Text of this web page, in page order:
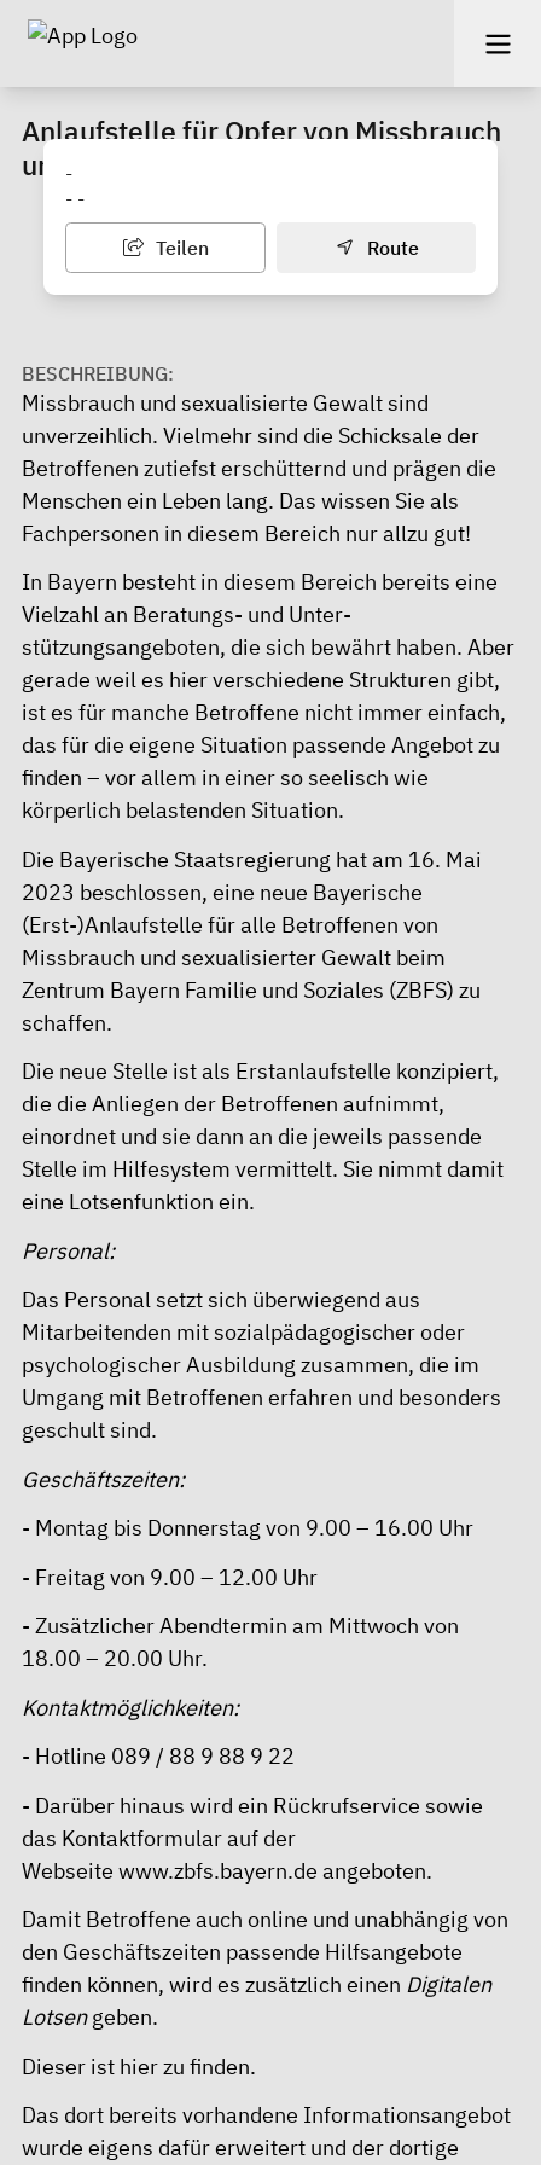
Anlaufstelle für Opfer von Missbrauch
und sexualisierter Gewalt
-
- -
Teilen Route
BESCHREIBUNG:
Missbrauch und sexualisierte Gewalt sind
unverzeihlich. Vielmehr sind die Schicksale der
Betroffenen zutiefst erschütternd und prägen die
Menschen ein Leben lang. Das wissen Sie als
Fachpersonen in diesem Bereich nur allzu gut!
In Bayern besteht in diesem Bereich bereits eine
Vielzahl an Beratungs- und Unter-
stützungsangeboten, die sich bewährt haben. Aber
gerade weil es hier verschiedene Strukturen gibt,
ist es für manche Betroffene nicht immer einfach,
das für die eigene Situation passende Angebot zu
finden – vor allem in einer so seelisch wie
körperlich belastenden Situation.
Die Bayerische Staatsregierung hat am 16. Mai
2023 beschlossen, eine neue Bayerische
(Erst-)Anlaufstelle für alle Betroffenen von
Missbrauch und sexualisierter Gewalt beim
Zentrum Bayern Familie und Soziales (ZBFS) zu
schaffen.
Die neue Stelle ist als Erstanlaufstelle konzipiert,
die die Anliegen der Betroffenen aufnimmt,
einordnet und sie dann an die jeweils passende
Stelle im Hilfesystem vermittelt. Sie nimmt damit
eine Lotsenfunktion ein.
Personal:
Das Personal setzt sich überwiegend aus
Mitarbeitenden mit sozialpädagogischer oder
psychologischer Ausbildung zusammen, die im
Umgang mit Betroffenen erfahren und besonders
geschult sind.
Geschäftszeiten:
- Montag bis Donnerstag von 9.00 – 16.00 Uhr
- Freitag von 9.00 – 12.00 Uhr
- Zusätzlicher Abendtermin am Mittwoch von
18.00 – 20.00 Uhr.
Kontaktmöglichkeiten:
- Hotline 089 / 88 9 88 9 22
- Darüber hinaus wird ein Rückrufservice sowie
das Kontaktformular auf der
Webseite www.zbfs.bayern.de angeboten.
Damit Betroffene auch online und unabhängig von
den Geschäftszeiten passende Hilfsangebote
finden können, wird es zusätzlich einen Digitalen
Lotsengeben.
Dieser ist hierzu finden.
Das dort bereits vorhandene Informationsangebot
wurde eigens dafür erweitert und der dortige